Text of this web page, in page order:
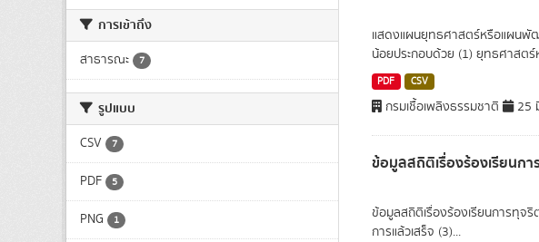
การเข้าถึง
สาธารณะ 7
รูปแบบ
CSV 7
PDF 5
PNG 1
แสดงแผนยุทธศาสตร์หรือแผนพัฒ
น้อยประกอบด้วย (1) ยุทธศาสตร์
PDF CSV
กรมเชื้อเพลิงธรรมชาติ 25
ข้อมูลสถิติเรื่องร้องเรียนก
ข้อมูลสถิติเรื่องร้องเรียนการทุจ
การแล้วเสร็จ (3)...